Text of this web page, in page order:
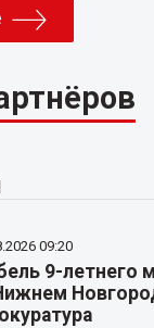
09:20
9-летнего